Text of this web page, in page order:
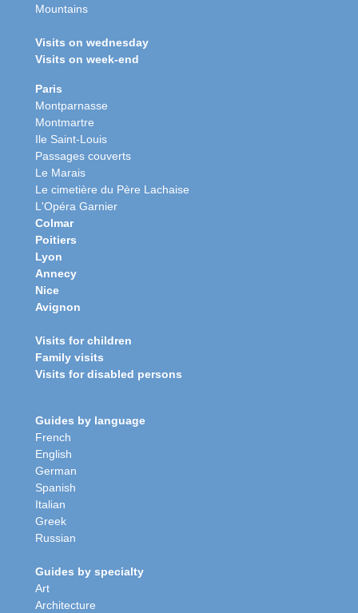
Mountains
Visits on wednesday
Visits on week-end
Paris
Montparnasse
Montmartre
Ile Saint-Louis
Passages couverts
Le Marais
Le cimetière du Père Lachaise
L'Opéra Garnier
Colmar
Poitiers
Lyon
Annecy
Nice
Avignon
Visits for children
Family visits
Visits for disabled persons
Guides by language
French
English
German
Spanish
Italian
Greek
Russian
Guides by specialty
Art
Architecture